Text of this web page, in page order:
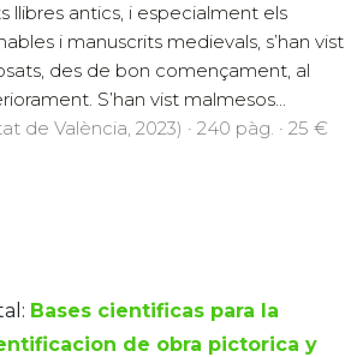
llibres antics, i especialment els
i manuscrits medievals, s’han vist
des de bon començament, al
S’han vist malmesos...
de València, 2023) · 240 pàg. · 25 €
Bases cientificas para la
de obra pictorica y